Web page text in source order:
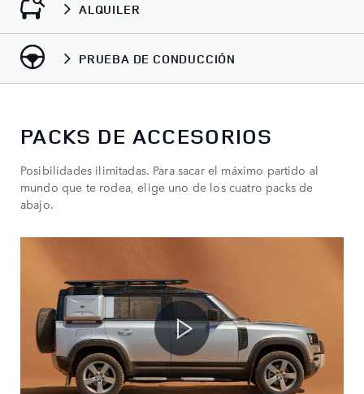
ALQUILER
PRUEBA DE CONDUCCIÓN
PACKS DE ACCESORIOS
Posibilidades ilimitadas. Para sacar el máximo partido al
mundo que te rodea, elige uno de los cuatro packs de
abajo.